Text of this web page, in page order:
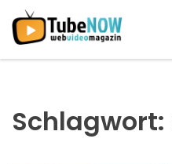
content
Schlagwort: